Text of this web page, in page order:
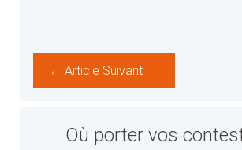
← Article Suivant
Où porter vos